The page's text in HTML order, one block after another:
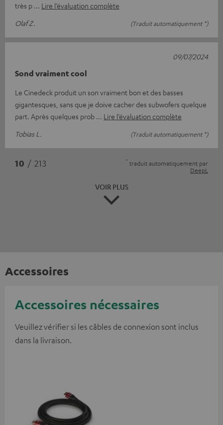
très p
Lire l’évaluation complète
Olaf Z.
(Traduit automatiquement *)
Sond vraiment cool
Le Cinedeck produit un son vraiment bon et des basses
gigantesques, sans que je doive cacher des subwofers quelque
part. Après quelques prob
Lire l’évaluation complète
Tobias L.
(Traduit automatiquement *)
09/07/2024
10 / 213 * traduit automatiquement par
DeepL
VOIR PLUS
Accessoires
Accessoires nécessaires
Veuillez vérifier si les câbles de connexion sont inclus
dans la livraison.